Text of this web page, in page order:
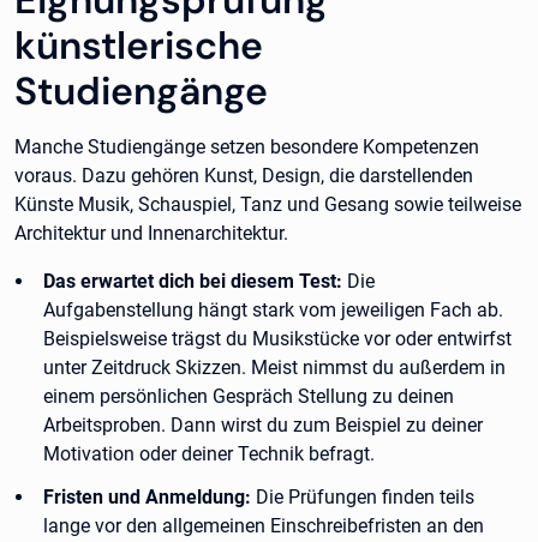
künstlerische
Studiengänge
Manche Studiengänge setzen besondere Kompetenzen
voraus. Dazu gehören Kunst, Design, die darstellenden
Künste Musik, Schauspiel, Tanz und Gesang sowie teilweise
Architektur und Innenarchitektur.
Das erwartet dich bei diesem Test: Die
Aufgabenstellung hängt stark vom jeweiligen Fach ab.
Beispielsweise trägst du Musikstücke vor oder entwirfst
unter Zeitdruck Skizzen. Meist nimmst du außerdem in
einem persönlichen Gespräch Stellung zu deinen
Arbeitsproben. Dann wirst du zum Beispiel zu deiner
Motivation oder deiner Technik befragt.
Fristen und Anmeldung: Die Prüfungen finden teils
lange vor den allgemeinen Einschreibefristen an den